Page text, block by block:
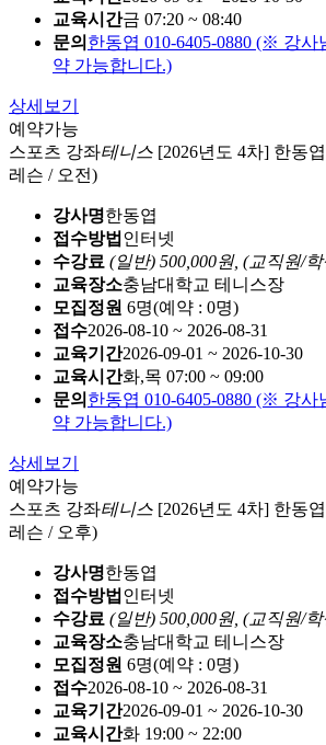
교육시간금 07:20 ~ 08:40
문의 한동엽 010-6405-0880 (※ 강사
약 가능합니다.)
상세보기
예약가능
스포츠 강좌테니스 [2026년도 4차] 한동
레슨 / 오전)
강사명한동엽
접수방법 인터넷
수강료 (일반) 500,000원, (교직원/학
교육장소충남대학교 테니스장
모집정원 6명(예약 : 0명)
접수2026-08-10 ~ 2026-08-31
교육기간2026-09-01 ~ 2026-10-30
교육시간화,목 07:00 ~ 09:00
문의 한동엽 010-6405-0880 (※ 강사
약 가능합니다.)
상세보기
예약가능
스포츠 강좌테니스 [2026년도 4차] 한동
레슨 / 오후)
강사명한동엽
접수방법 인터넷
수강료 (일반) 500,000원, (교직원/학
교육장소충남대학교 테니스장
모집정원 6명(예약 : 0명)
접수2026-08-10 ~ 2026-08-31
교육기간2026-09-01 ~ 2026-10-30
교육시간화 19:00 ~ 22:00